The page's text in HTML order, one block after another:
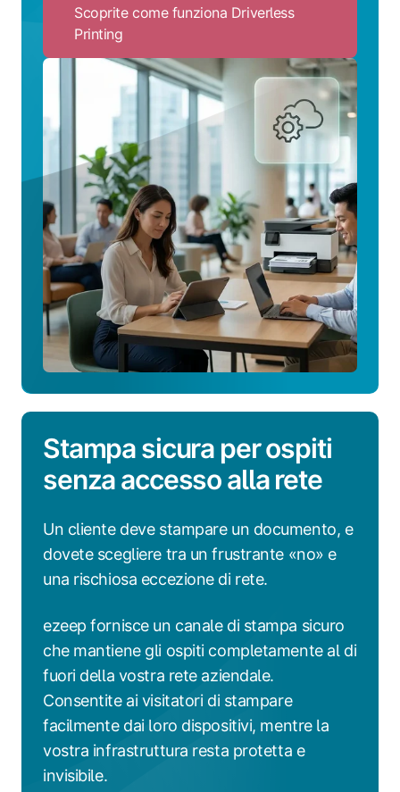
Scoprite come funziona Driverless
Printing
to
Scoprite
come
funziona
Driverless
Printing
Stampa sicura per ospiti
senza accesso alla rete
Un cliente deve stampare un documento, e
dovete scegliere tra un frustrante «no» e
una rischiosa eccezione di rete.
ezeep fornisce un canale di stampa sicuro
che mantiene gli ospiti completamente al di
fuori della vostra rete aziendale.
Consentite ai visitatori di stampare
facilmente dai loro dispositivi, mentre la
vostra infrastruttura resta protetta e
invisibile.